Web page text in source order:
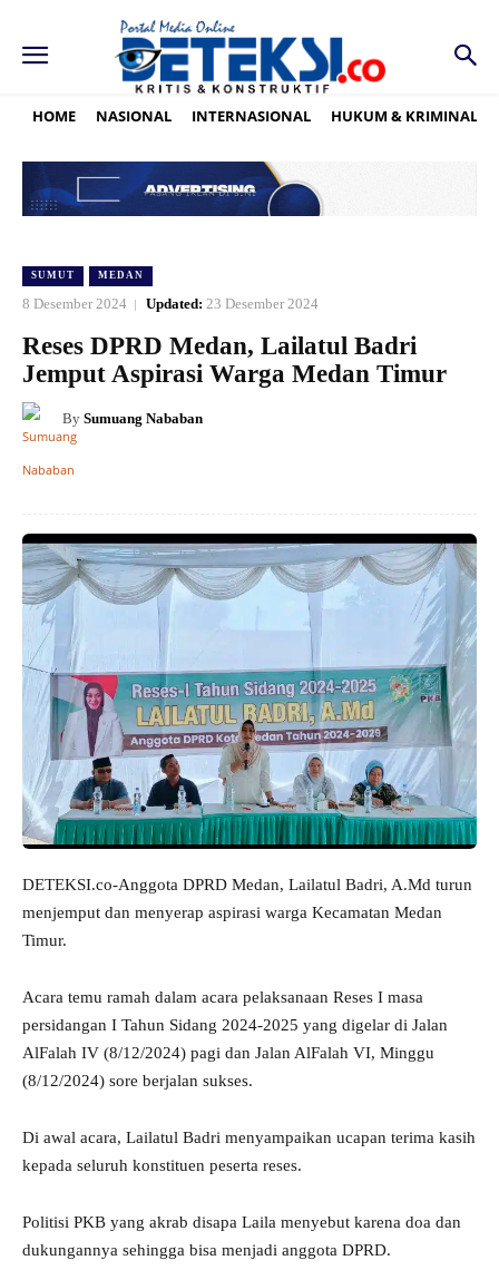
HOME NASIONAL INTERNASIONAL HUKUM & KRIMINAL
SUMUT MEDAN
8 Desember 2024 Updated: 23 Desember 2024
Reses DPRD Medan, Lailatul Badri
Jemput Aspirasi Warga Medan Timur
By Sumuang Nababan
DETEKSI.co-Anggota DPRD Medan, Lailatul Badri, A.Md turun
menjemput dan menyerap aspirasi warga Kecamatan Medan
Timur.
Acara temu ramah dalam acara pelaksanaan Reses I masa
persidangan I Tahun Sidang 2024-2025 yang digelar di Jalan
AlFalah IV (8/12/2024) pagi dan Jalan AlFalah VI, Minggu
(8/12/2024) sore berjalan sukses.
Di awal acara, Lailatul Badri menyampaikan ucapan terima kasih
kepada seluruh konstituen peserta reses.
Politisi PKB yang akrab disapa Laila menyebut karena doa dan
dukungannya sehingga bisa menjadi anggota DPRD.